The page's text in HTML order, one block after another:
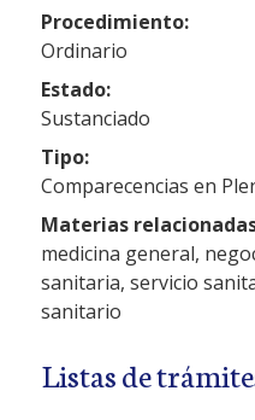
Procedimiento:
Ordinario
Estado:
Sustanciado
Tipo:
Comparecencias en
Materias
medicina general,
sanitaria, servicio
sanitario
Listas de